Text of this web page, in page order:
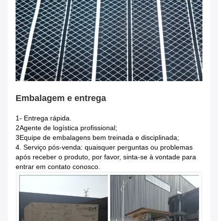
Embalagem e entrega
1- Entrega rápida.
2Agente de logística profissional;
3Equipe de embalagens bem treinada e disciplinada;
4. Serviço pós-venda: quaisquer perguntas ou problemas
após receber o produto, por favor, sinta-se à vontade para
entrar em contato conosco.